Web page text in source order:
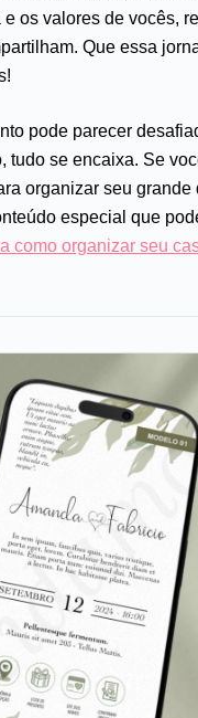
os valores de vocês,
Que essa
pode parecer
tudo se encaixa. Se
organizar seu grande
especial que
como organizar seu